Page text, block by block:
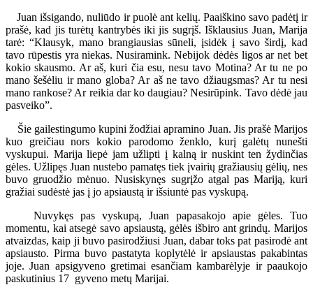
Juan išsigando, nuliūdo ir puolė ant kelių. Paaiškino savo padėtį ir
prašė, kad jis turėtų kantrybės iki jis sugrįš. Išklausius Juan, Marija
tarė: “Klausyk, mano brangiausias sūneli, įsidėk į savo širdį, kad
tavo rūpestis yra niekas. Nusiramink. Nebijok dėdės ligos ar net bet
kokio skausmo. Ar aš, kuri čia esu, nesu tavo Motina? Ar tu ne po
mano šešėliu ir mano globa? Ar aš ne tavo džiaugsmas? Ar tu nesi
mano rankose? Ar reikia dar ko daugiau? Nesirūpink. Tavo dėdė jau
pasveiko”.
Šie gailestingumo kupini žodžiai apramino Juan. Jis prašė Marijos
kuo greičiau nors kokio parodomo ženklo, kurį galėtų nunešti
vyskupui. Marija liepė jam užlipti į kalną ir nuskint ten žydinčias
gėles. Užlipęs Juan nustebo pamatęs tiek įvairių gražiausių gėlių, nes
buvo gruodžio mėnuo. Nusiskynęs sugrįžo atgal pas Mariją, kuri
gražiai sudėstė jas į jo apsiaustą ir išsiuntė pas vyskupą.
Nuvykęs pas vyskupą, Juan papasakojo apie gėles. Tuo
momentu, kai atsegė savo apsiaustą, gėlės išbiro ant grindų. Marijos
atvaizdas, kaip ji buvo pasirodžiusi Juan, dabar toks pat pasirodė ant
apsiausto. Pirma buvo pastatyta koplytėlė ir apsiaustas pakabintas
joje. Juan apsigyveno gretimai esančiam kambarėlyje ir paaukojo
paskutinius 17 gyveno metų Marijai.